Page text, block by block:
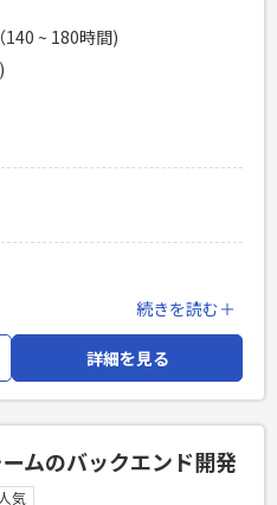
~ 180時間)
でおり、 いずれかに配属いた
ア（Go言語）を募集いたしま
にも対応でき、自律してGo言
る）
続きを読む＋
詳細を見る
ムのバックエンド開発
気